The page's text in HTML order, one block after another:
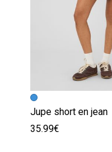
Image précédente
Image suivante
Jupe short en jean
35.99€